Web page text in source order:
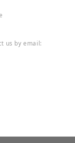
us by email: